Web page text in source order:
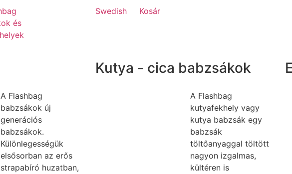
Swedish Kosár
A Flashbag
babzsákok új
generációs
babzsákok.
Különlegességük
elsősorban az erős
strapabíró huzatban,
Kutya - cica babzsákok
A Flashbag
kutyafekhely vagy
kutya babzsák egy
babzsák
töltőanyaggal töltött
nagyon izgalmas,
kültéren is